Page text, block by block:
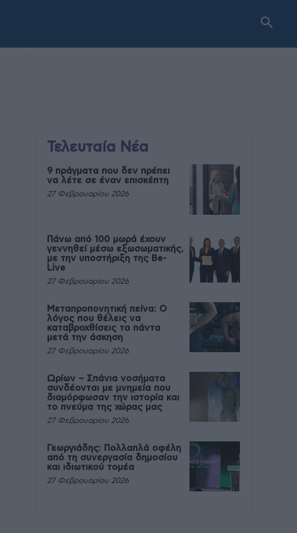
Τελευταία Νέα
9 πράγματα που δεν πρέπει
να λέτε σε έναν επισκέπτη
27 Φεβρουαρίου 2026
Πάνω από 100 μωρά έχουν
γεννηθεί μέσω εξωσωματικής,
με την υποστήριξη της Be-
Live
27 Φεβρουαρίου 2026
Μεταπροπονητική πείνα: Ο
λόγος που θέλεις να
καταβροχθίσεις τα πάντα
μετά την άσκηση
27 Φεβρουαρίου 2026
Ωρίων – Σπάνια νοσήματα
συνδέονται με μνημεία που
διαμόρφωσαν την ιστορία και
το πνεύμα της χώρας μας
27 Φεβρουαρίου 2026
Γεωργιάδης: Πολλαπλά οφέλη
από τη συνεργασία δημοσίου
και ιδιωτικού τομέα
27 Φεβρουαρίου 2026